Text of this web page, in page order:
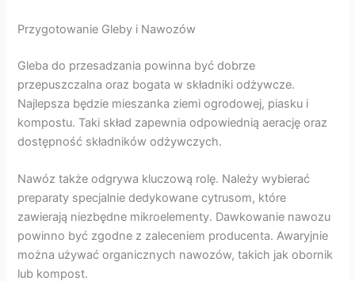
Przygotowanie Gleby i Nawozów
Gleba do przesadzania powinna być dobrze
przepuszczalna oraz bogata w składniki odżywcze.
Najlepsza będzie mieszanka ziemi ogrodowej, piasku i
kompostu. Taki skład zapewnia odpowiednią aerację oraz
dostępność składników odżywczych.
Nawóz także odgrywa kluczową rolę. Należy wybierać
preparaty specjalnie dedykowane cytrusom, które
zawierają niezbędne mikroelementy. Dawkowanie nawozu
powinno być zgodne z zaleceniem producenta. Awaryjnie
można używać organicznych nawozów, takich jak obornik
lub kompost.